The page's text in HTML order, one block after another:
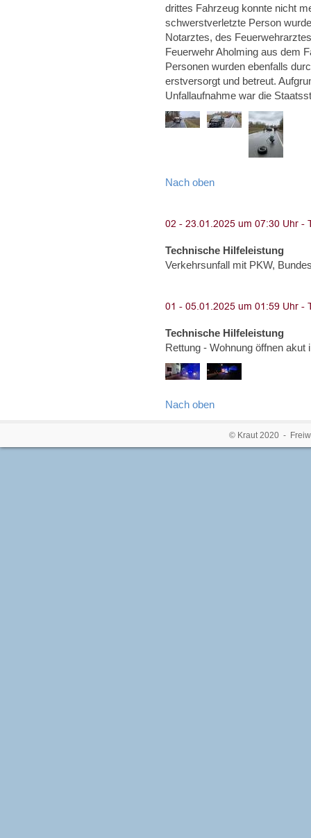
drittes Fahrzeug konnte nicht
schwerstverletzte Person
Notarztes, des
Feuerwehr Aholming aus dem
Personen wurden ebenfalls
erstversorgt und betreut.
Unfallaufnahme war die
Nach oben
Technische Hilfeleistung
Verkehrsunfall mit PKW,
Technische Hilfeleistung
Rettung - Wohnung öffnen
Nach oben
© Kraut 2020 -